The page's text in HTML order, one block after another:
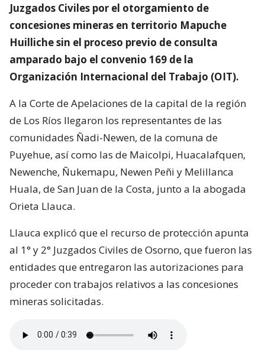
Juzgados Civiles por el otorgamiento de
concesiones mineras en territorio Mapuche
Huilliche sin el proceso previo de consulta
amparado bajo el convenio 169 de la
Organización Internacional del Trabajo (OIT).
A la Corte de Apelaciones de la capital de la región
de Los Ríos llegaron los representantes de las
comunidades Ñadi-Newen, de la comuna de
Puyehue, así como las de Maicolpi, Huacalafquen,
Newenche, Ñukemapu, Newen Peñi y Melillanca
Huala, de San Juan de la Costa, junto a la abogada
Orieta Llauca.
Llauca explicó que el recurso de protección apunta
al 1° y 2° Juzgados Civiles de Osorno, que fueron las
entidades que entregaron las autorizaciones para
proceder con trabajos relativos a las concesiones
mineras solicitadas.